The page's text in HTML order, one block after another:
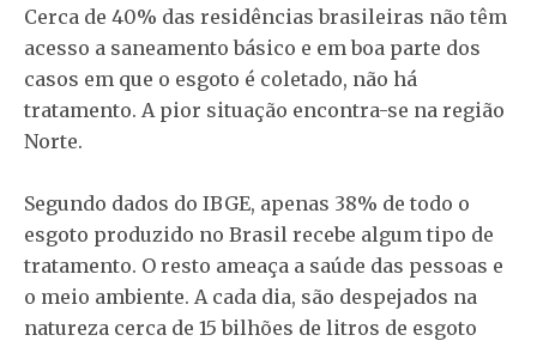
Cerca de 40% das residências brasileiras não têm
acesso a saneamento básico e em boa parte dos
casos em que o esgoto é coletado, não há
tratamento. A pior situação encontra-se na região
Norte.
Segundo dados do IBGE, apenas 38% de todo o
esgoto produzido no Brasil recebe algum tipo de
tratamento. O resto ameaça a saúde das pessoas e
o meio ambiente. A cada dia, são despejados na
natureza cerca de 15 bilhões de litros de esgoto